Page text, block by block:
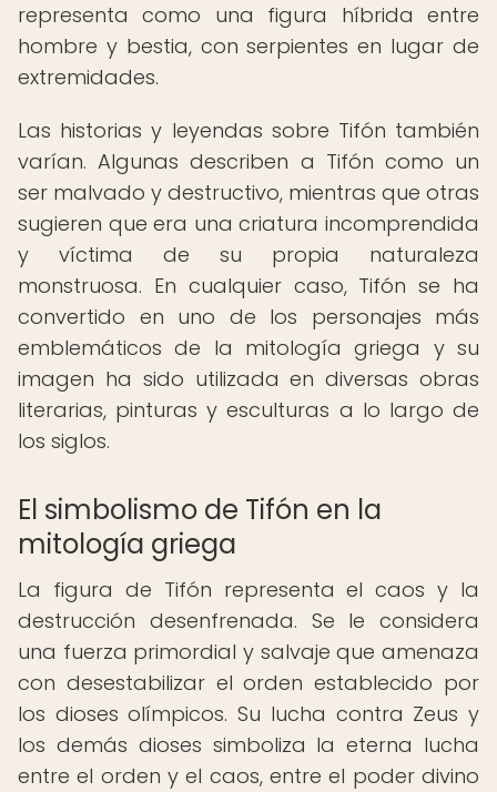
representa como una figura híbrida entre
hombre y bestia, con serpientes en lugar de
extremidades.
Las historias y leyendas sobre Tifón también
varían. Algunas describen a Tifón como un
ser malvado y destructivo, mientras que otras
sugieren que era una criatura incomprendida
y víctima de su propia naturaleza
monstruosa. En cualquier caso, Tifón se ha
convertido en uno de los personajes más
emblemáticos de la mitología griega y su
imagen ha sido utilizada en diversas obras
literarias, pinturas y esculturas a lo largo de
los siglos.
El simbolismo de Tifón en la
mitología griega
La figura de Tifón representa el caos y la
destrucción desenfrenada. Se le considera
una fuerza primordial y salvaje que amenaza
con desestabilizar el orden establecido por
los dioses olímpicos. Su lucha contra Zeus y
los demás dioses simboliza la eterna lucha
entre el orden y el caos, entre el poder divino